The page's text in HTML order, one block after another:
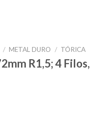
/ METAL DURO / TÓRICA
R1,5; 4 Filos,